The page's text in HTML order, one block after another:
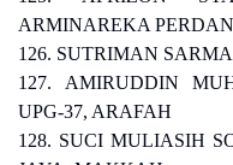
ARMINAREKA
126. SUTRIMAN
127. AMIRUDDIN
UPG-37, ARAFAH
128. SUCI MULIASIH